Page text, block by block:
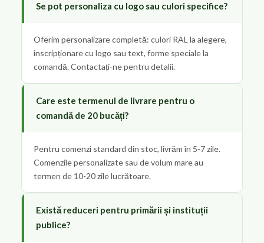
Se pot personaliza cu logo sau culori specifice?
Oferim personalizare completă: culori RAL la alegere,
inscripționare cu logo sau text, forme speciale la
comandă. Contactați-ne pentru detalii.
Care este termenul de livrare pentru o
comandă de 20 bucăți?
Pentru comenzi standard din stoc, livrăm în 5-7 zile.
Comenzile personalizate sau de volum mare au
termen de 10-20 zile lucrătoare.
Există reduceri pentru primării și instituții
publice?